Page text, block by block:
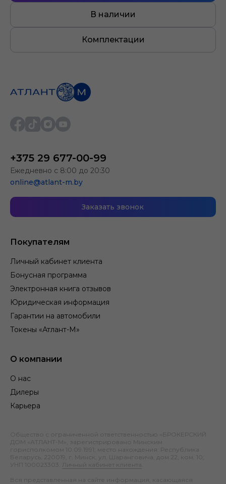
В наличии
Комплектации
Покупателям
Личный кабинет клиента
Бонусная программа
Электронная книга отзывов
Юридическая информация
Гарантии на автомобили
Токены «Атлант-М»
О компании
О нас
Дилеры
Карьера
+375 29 677-00-99
Ежедневно с 8:00 до 20:30
online@atlant-m.by
Заказать звонок
Общество с ограниченной ответственностью «БРОКЕРСКИЙ
ДОМ «АТЛАНТ-М», зарегистрировано Минским
горисполкомом 10.09.1991; место нахождения: Республика
Беларусь, 220019, г. Минск, ул. Шаранговича, дом 22, ком. 10;
УНП 100023303.
Личный кабинет клиента
Вся представленная на сайте информация, касающаяся